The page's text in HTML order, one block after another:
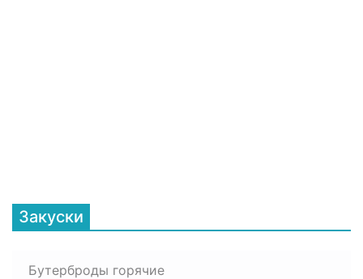
Закуски
Бутерброды горячие